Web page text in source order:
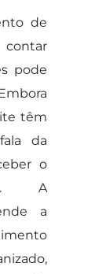
de
contar
pode
têm
da
o
A
a